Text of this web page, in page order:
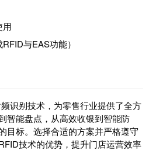
用
与EAS功能）
识别技术，为零售行业提供了全方
智能盘点，从高效收银到智能防
目标。选择合适的方案并严格遵守
技术的优势，提升门店运营效率